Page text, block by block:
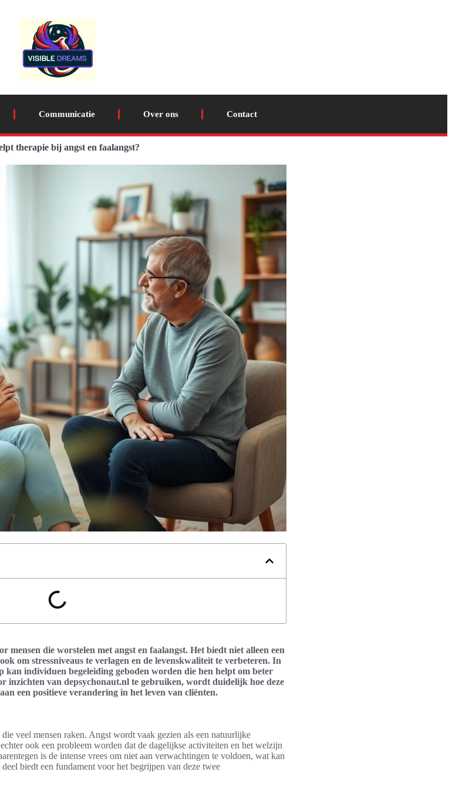
Communicatie Over ons Contact
therapie bij angst en faalangst?
die worstelen met angst en faalangst. Het biedt niet alleen een
om stressniveaus te verlagen en de levenskwaliteit te verbeteren. In
kan individuen begeleiding geboden worden die hen helpt om beter
inzichten van depsychonaut.nl te gebruiken, wordt duidelijk hoe deze
een positieve verandering in het leven van cliënten.
veel mensen raken. Angst wordt vaak gezien als een natuurlijke
ook een probleem worden dat de dagelijkse activiteiten en het welzijn
is de intense vrees om niet aan verwachtingen te voldoen, wat kan
biedt een fundament voor het begrijpen van deze twee